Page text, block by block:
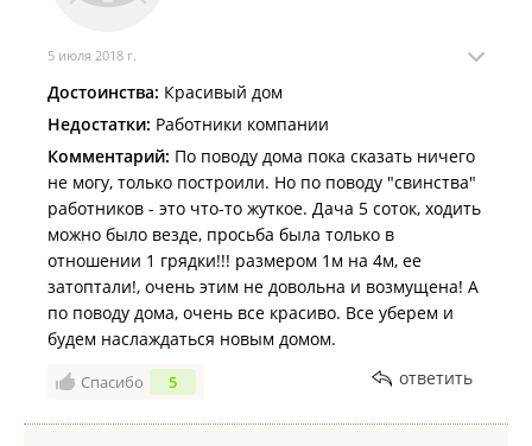
что терпели наши постоянные перемены! Но
мечты!!!! Спасибо!!!
Советую данную компанию!!! Не пожалеете!
строительной компании Эксклюзив. Всем кто еще
именно сюда!
5 июля 2018 г.
Достоинства: Красивый дом
Недостатки: Работники компании
Комментарий: По поводу дома пока сказать ничего
не могу, только построили. Но по поводу "свинства"
работников - это что-то жуткое. Дача 5 соток, ходить
можно было везде, просьба была только в
отношении 1 грядки!!! размером 1м на 4м, ее
затоптали!, очень этим не довольна и возмущена! А
по поводу дома, очень все красиво. Все уберем и
будем наслаждаться новым домом.
Спасибо 5 ответить